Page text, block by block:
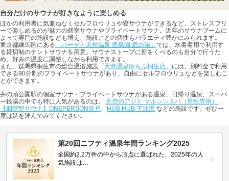
自分だけのサウナが好きなように楽しめる
ほかの利用者に気兼ねなくセルフロウリュや寝サウナができるなど、ストレスフリ
ーで楽しめるのが魅力の個室サウナやプライベートサウナ。近年のサウナブームに
よって専門の施設なども増え、施設ごとの個性もバラエティ豊かにみられます。
東京都練馬区にある 「バーデと天然温泉 豊島園 庭の湯」 では、水着着用で利用す
る貸切制のテントサウナを用意。サウナストーブに薪をくべるのも自分で行うた
め、好みの温度に調整しながら利用できます。
また、群馬県桐生市の総合温浴施設 「天然温泉ゆらぶ桐生店」 には、別料金で利用
できる90分制のプライベートサウナがあり、自由にセルフロウリュなどを楽しむこ
とができます。
井の頭公園駅の個室サウナ・プライベートサウナがある温泉、日帰り温泉、スーパ
ー銭湯の中でも特に人気があるのは、 天空のアジト マルシンスパ（男性専用） 、
【個室型サウナ】ONEPERSON登戸、 HUB HUB 下北沢 などの施設です。ぜひ一
度は足を運んでみてください。
第20回ニフティ温泉年間ランキング2025
全国約2.2万件の中から頂点に選ばれた、2025年の人
気施設は…